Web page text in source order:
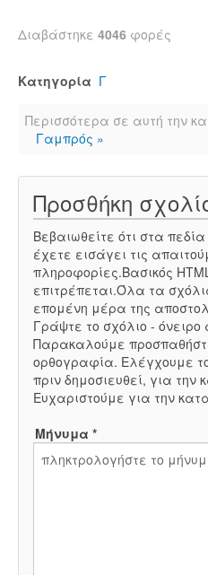
Διαβάστηκε 4046 φορές
Κατηγορία Γ
Περισσότερα σε αυτή την
Γαμπρός »
Προσθήκη
Βεβαιωθείτε ότι στα
έχετε εισάγει τις
πληροφορίες.Βασικός
επιτρέπεται.Όλα τα
επομένη μέρα της
Γράψτε το σχόλιο - όνειρο
Παρακαλούμε
ορθογραφία. Ελέγχουμε
πριν δημοσιευθεί, για την
Ευχαριστούμε για την
Μήνυμα *